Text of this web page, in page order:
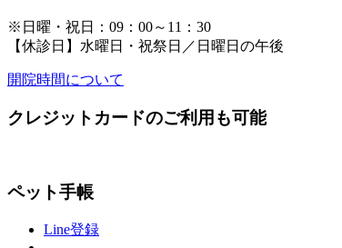
※日曜・祝日：09：00～11：30
【休診日】水曜日・祝祭日／日曜日の午後
開院時間について
クレジットカードのご利用も可能
ペット手帳
Line登録